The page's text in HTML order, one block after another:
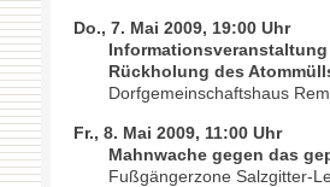
Do., 7. Mai 2009, 19:00 Uhr
Rückholung des
Dorfgemeinschaftshaus
Fr., 8. Mai 2009, 11:00 Uhr
Mahnwache gegen das
Fußgängerzone Salzgitter-